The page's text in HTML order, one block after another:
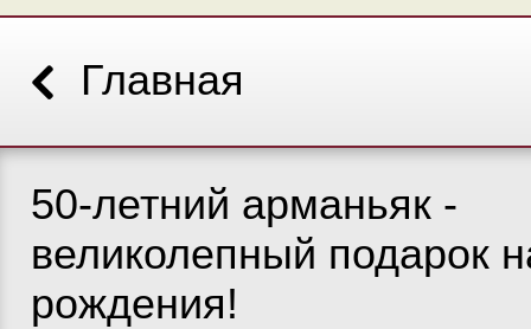
Главная
50-летний арманьяк -
великолепный подарок
рождения!